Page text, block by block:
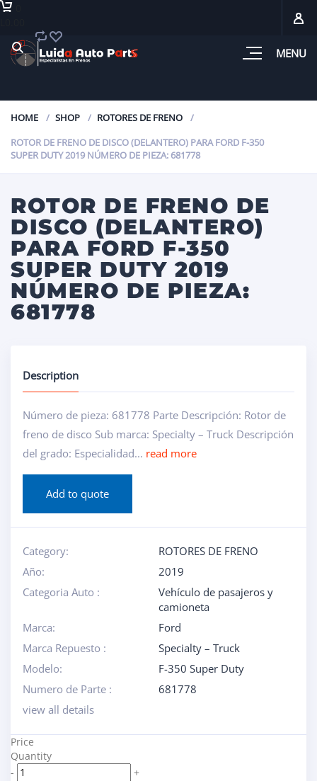
MENU
HOME SHOP
ROTORES DE FRENO
ROTOR DE FRENO DE DISCO (DELANTERO) PARA FORD F-350
SUPER DUTY 2019 NÚMERO DE PIEZA: 681778
ROTOR DE FRENO DE
DISCO (DELANTERO)
PARA FORD F-350
SUPER DUTY 2019
NÚMERO DE PIEZA:
681778
Description
Número de pieza: 681778 Parte Descripción: Rotor de
freno de disco Sub marca: Specialty – Truck Descripción
del grado: Especialidad... read more
Add to quote
Category:
ROTORES DE FRENO
Año:
2019
Categoria Auto :
Vehículo de pasajeros y
camioneta
Marca:
Ford
Marca Repuesto :
Specialty – Truck
Modelo:
F-350 Super Duty
Numero de Parte :
681778
view all details
Price
Quantity
-
+